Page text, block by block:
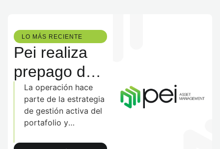
LO MÁS RECIENTE​
Pei realiza
prepago de
$300.000
millones de
deuda luego
La operación hace
parte de la estrategia
de gestión activa del
portafolio y